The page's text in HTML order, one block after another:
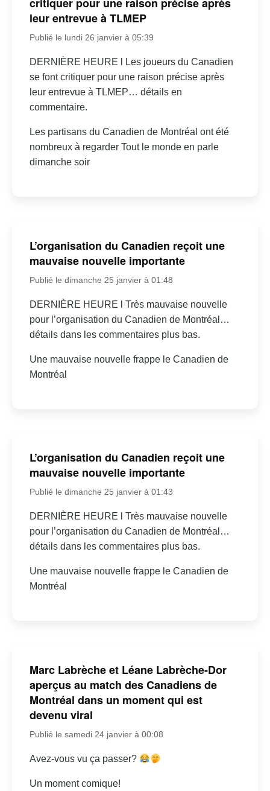
critiquer pour une raison précise après
leur entrevue à TLMEP
Publié le lundi 26 janvier à 05:39
DERNIÈRE HEURE l Les joueurs du Canadien
se font critiquer pour une raison précise après
leur entrevue à TLMEP… détails en
commentaire.
Les partisans du Canadien de Montréal ont été
nombreux à regarder Tout le monde en parle
dimanche soir
L’organisation du Canadien reçoit une
mauvaise nouvelle importante
Publié le dimanche 25 janvier à 01:48
DERNIÈRE HEURE l Très mauvaise nouvelle
pour l’organisation du Canadien de Montréal…
détails dans les commentaires plus bas.
Une mauvaise nouvelle frappe le Canadien de
Montréal
L’organisation du Canadien reçoit une
mauvaise nouvelle importante
Publié le dimanche 25 janvier à 01:43
DERNIÈRE HEURE l Très mauvaise nouvelle
pour l’organisation du Canadien de Montréal…
détails dans les commentaires plus bas.
Une mauvaise nouvelle frappe le Canadien de
Montréal
Marc Labrèche et Léane Labrèche-Dor
aperçus au match des Canadiens de
Montréal dans un moment qui est
devenu viral
Publié le samedi 24 janvier à 00:08
Avez-vous vu ça passer?
Un moment comique!